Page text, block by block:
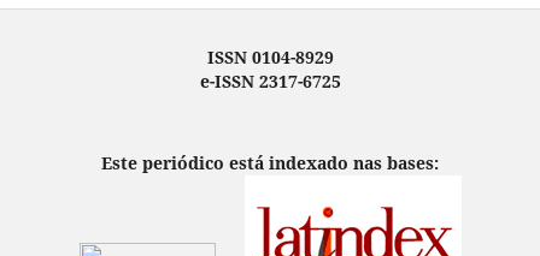
ISSN 0104-8929
e-ISSN 2317-6725
Este periódico está indexado nas bases: